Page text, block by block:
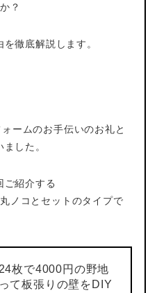
？
徹底解説します。
ームのお手伝いのお礼と
した。
ご紹介する
ノコとセットのタイプで
枚で4000円の野地
て板張りの壁をDIY